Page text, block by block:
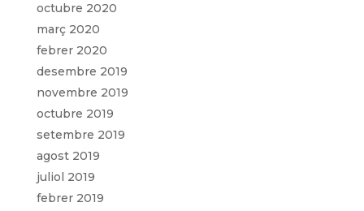
octubre 2020
març 2020
febrer 2020
desembre 2019
novembre 2019
octubre 2019
setembre 2019
agost 2019
juliol 2019
febrer 2019